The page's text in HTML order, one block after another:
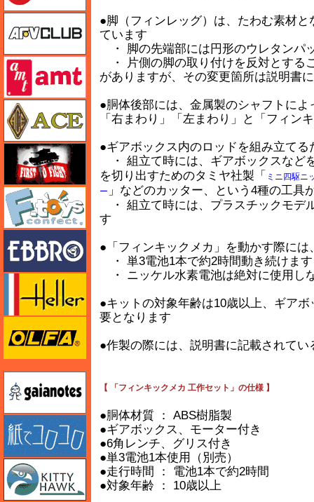
●脚（フィンレッグ）は、たわむ素材
ています
・ 脚の先端部には円形のウレタンパ
・ 片側の脚の取り付けを反対とする
がありますが、その変更箇所は説明書
●胴体後部には、金属製のシャフトに
「右まわり」「左まわり」と「フィン
●ギアボックス内のロッドを組み立て
・ 組立て時には、ギアボックスなど
を切り出すためのタミヤ社製「
ミニ四駆ニ
ー 」などのカッター、という4種の工具
・ 組立て時には、プラスチックモデ
す
●「フィンキックメカ」を動かす際に
・ 単3電池1本で約2時間動き続けます
・ ニッケル水素電池は絶対に使用し
●キットの対象年齢は10歳以上、ギア
要となります
●作製の際には、説明書に記載されて
【 「フィンキックメカ 工作セット」の仕様 】
●胴体材質 ： ABS樹脂製
●ギアボックス、モーター付き
●6角レンチ、グリス付き
●単3電池1本使用（別売）
●走行時間 ： 電池1本で約2時間
●対象年齢 ： 10歳以上
AFVクラブ
エース
FTF
エフトイズ
エレール
オルファ
紙でコロコロ
キティホーク